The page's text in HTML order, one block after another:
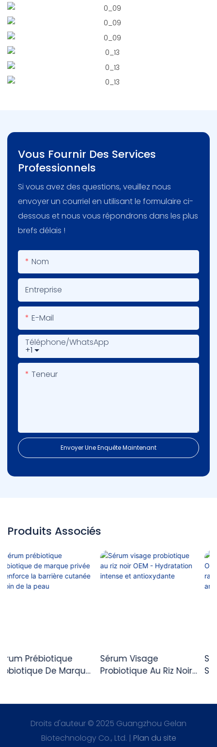
Vous Fournir Des Services
Professionnels
Si vous avez des questions, veuillez nous
envoyer un courriel en utilisant le formulaire ci-
dessous et nous vous répondrons dans les plus
brefs délais !
Nom
Entreprise
E-Mail
+1
Téléphone/WhatsApp
Teneur
Envoyer Une Enquête Maintenant
Produits Associés
Sérum Visage
Probiotique Au Riz Noir
Antioxydante
Sérum Vitaminé Au
Saumon OEM PDRN :
Droits d'auteur © 2025 Guangzhou Gelan
Biotechnology Co., Ltd. | Plan du site